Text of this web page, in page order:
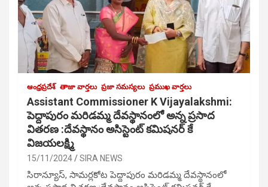
ఆంధ్రప్రదేశ్ తాజా వార్తలు ప్రజా సమస్యలు ప్రముఖ వార్తలు
Assistant Commissioner K Vijayalakshmi:
పెద్దాపురం మరిడమ్మ దేవస్థానంలో అన్న ప్రసాద
వితరణ :దేవస్థానం అసిస్టెంట్ కమిషనర్ కే
విజయలక్ష్మి
15/11/2024 SIRA NEWS
సిరాన్యూస్, సామర్లకోట పెద్దాపురం మరిడమ్మ దేవస్థానంలో